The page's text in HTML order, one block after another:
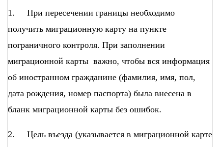
1. При пересечении границы необходимо
получить миграционную карту на пункте
пограничного контроля. При заполнении
миграционной карты важно, чтобы вся информация
об иностранном гражданине (фамилия, имя, пол,
дата рождения, номер паспорта) была внесена в
бланк миграционной карты без ошибок.
2. Цель въезда (указывается в миграционной карте